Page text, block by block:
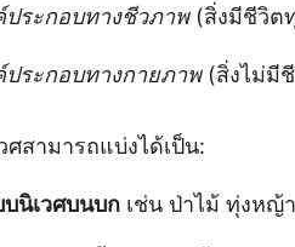
ประกอบทางชีวภาพ(สิ่งมีชีวิต
ประกอบทางกายภาพ(สิ่งไม่มี
ศสามารถแบ่งได้เป็น:
บนิเวศบนบกเช่น ป่าไม้ ทุ่งหญ้า